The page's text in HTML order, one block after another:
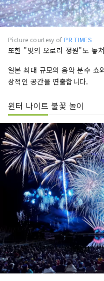
Picture courtesy ofPR TIMES
또한 "빛의 오로라 정원"도 놓
일본 최대 규모의 음악 분수 쇼
상적인 공간을 연출합니다.
윈터 나이트 불꽃 놀이